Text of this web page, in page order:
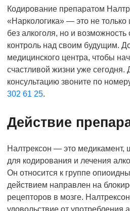
Кодирование препаратом
«Наркологика» — это не
без алкоголя, но и возможность
контроль над своим будущим.
медицинского центра, чтобы
счастливой жизни уже сегодня.
консультацию звоните по
302 61 25.
Действие
Налтрексон — это
для кодирования и лечения
Он относится к группе
действием направлен на
рецепторов в мозге.
удовольствие от употребления